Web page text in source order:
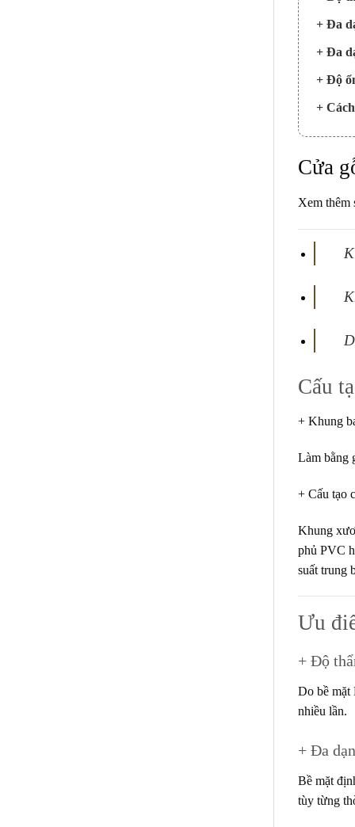
+ Đa
+ Đa
+ Độ
+
Cửa
Xem thêm
Cấu
+ Khung
Làm bằng
+ Cấu tạo
Khung
phủ PVC
suất trung
Ưu
+ Độ
Do bề mặt
nhiều lần.
+ Đa
Bề mặt
tùy từng